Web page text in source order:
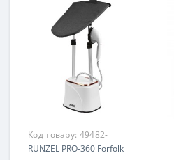
Код товару: 49482-
RUNZEL PRO-360 Forfolk